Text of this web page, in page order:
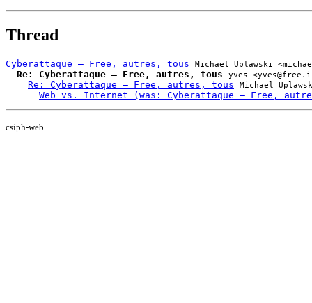
Thread
Cyberattaque – Free, autres, tous Michael Uplawski
Re: Cyberattaque – Free, autres, tous yves
Re: Cyberattaque – Free, autres, tous Michael
Web vs. Internet (was: Cyberattaque – Free,
csiph-web